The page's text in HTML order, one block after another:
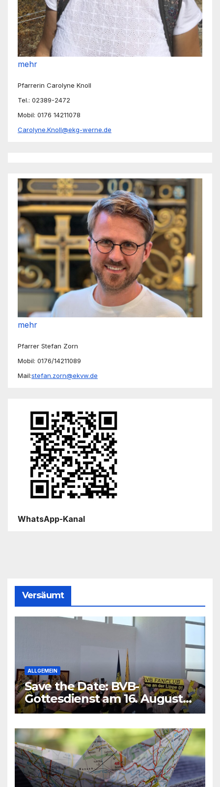
mehr
Pfarrerin Carolyne Knoll
Tel.: 02389-2472
Mobil: 0176 14211078
Carolyne.Knoll@ekg-werne.de
mehr
Pfarrer Stefan Zorn
Mobil: 0176/14211089
Mail:stefan.zorn@ekvw.de
WhatsApp-Kanal
Versäumt
ALLGEMEIN
Save the Date: BVB-
Gottesdienst am 16. August
2026